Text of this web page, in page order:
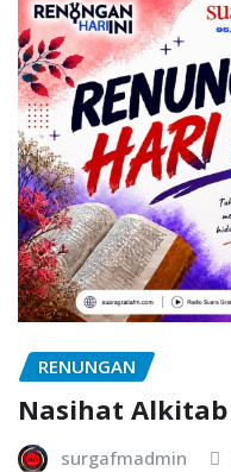
RENUNGAN
Nasihat
surgafmadmin